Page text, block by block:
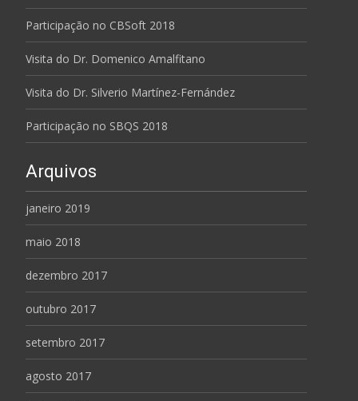
Participação no CBSoft 2018
Visita do Dr. Domenico Amalfitano
Visita do Dr. Silverio Martínez-Fernández
Participação no SBQS 2018
Arquivos
janeiro 2019
maio 2018
dezembro 2017
outubro 2017
setembro 2017
agosto 2017